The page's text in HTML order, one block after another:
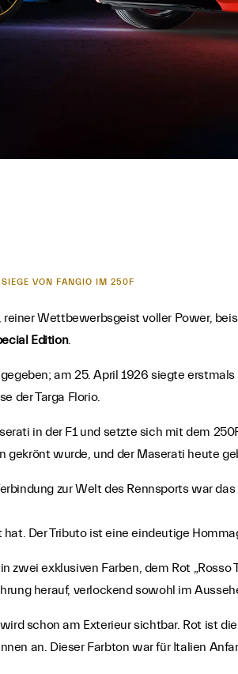
VON FANGIO IM 250F
Wettbewerbsgeist voller Power,
Edition.
am 25. April 1926 siegte
der Targa Florio.
in der F1 und setzte sich mit dem
gekrönt wurde, und der Maserati heute
zur Welt des Rennsports war
Der Tributo ist eine eindeutige
zwei exklusiven Farben, dem Rot
herauf, verlockend sowohl im
schon am Exterieur sichtbar. Rot ist
an. Dieser Farbton war für Italien